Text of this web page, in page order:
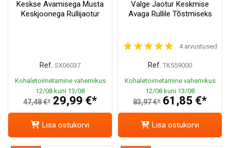
Keskse Avamisega Musta
Keskjoonega Rullijaotur
Ref. SX06037
Kohaletoimetamine vahemikus
12/08 kuni 13/08
47,48 €* 29,99 €*
Lisa ostukorvi
Valge Jaotur Keskmise
Avaga Rullile Tõstmiseks
4 arvustused
Ref. TK559000
Kohaletoimetamine vahemikus
12/08 kuni 13/08
83,97 €* 61,85 €*
Lisa ostukorvi